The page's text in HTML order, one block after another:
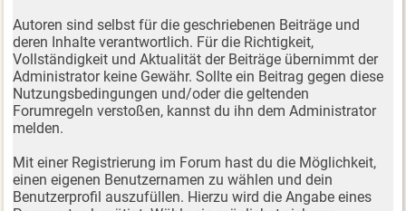
Autoren sind selbst für die geschriebenen Beiträge und
deren Inhalte verantwortlich. Für die Richtigkeit,
Vollständigkeit und Aktualität der Beiträge übernimmt der
Administrator keine Gewähr. Sollte ein Beitrag gegen diese
Nutzungsbedingungen und/oder die geltenden
Forumregeln verstoßen, kannst du ihn dem Administrator
melden.
Mit einer Registrierung im Forum hast du die Möglichkeit,
einen eigenen Benutzernamen zu wählen und dein
Benutzerprofil auszufüllen. Hierzu wird die Angabe eines